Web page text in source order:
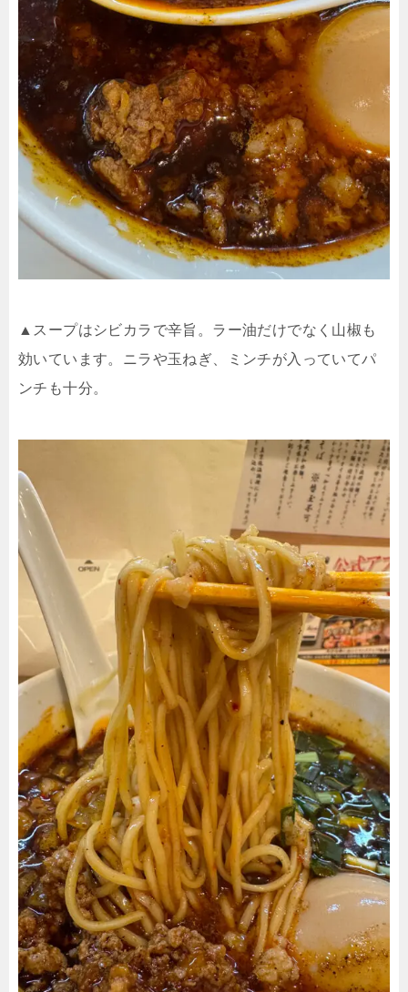
▲スープはシビカラで辛旨。ラー油だけでなく山椒も
効いています。ニラや玉ねぎ、ミンチが入っていてパ
ンチも十分。